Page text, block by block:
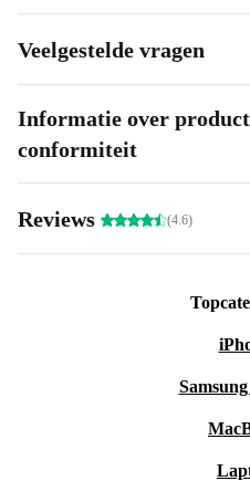
Veelgestelde vragen
Informatie over
conformiteit
Reviews (4.6)